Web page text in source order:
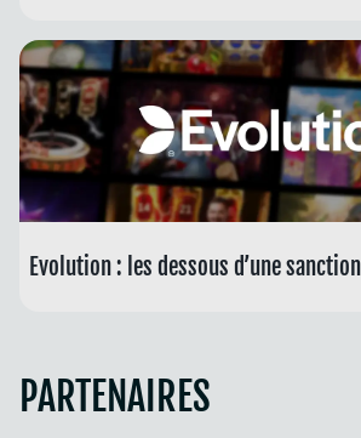
Evolution : les dessous d’une
PARTENAIRES